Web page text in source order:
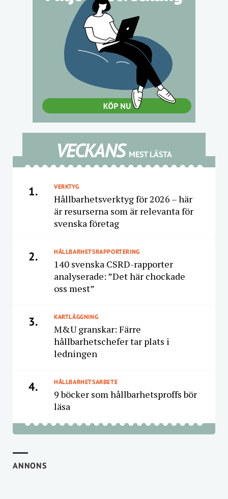
VECKANS MEST LÄSTA
1. VERKTYG
Hållbarhetsverktyg för 2026 – här
är resurserna som är relevanta för
svenska företag
2. HÅLLBARHETSRAPPORTERING
140 svenska CSRD-rapporter
analyserade: ”Det här chockade
oss mest”
3. KARTLÄGGNING
M&U granskar: Färre
hållbarhetschefer tar plats i
ledningen
4. HÅLLBARHETSARBETE
9 böcker som hållbarhetsproffs bör
läsa
ANNONS